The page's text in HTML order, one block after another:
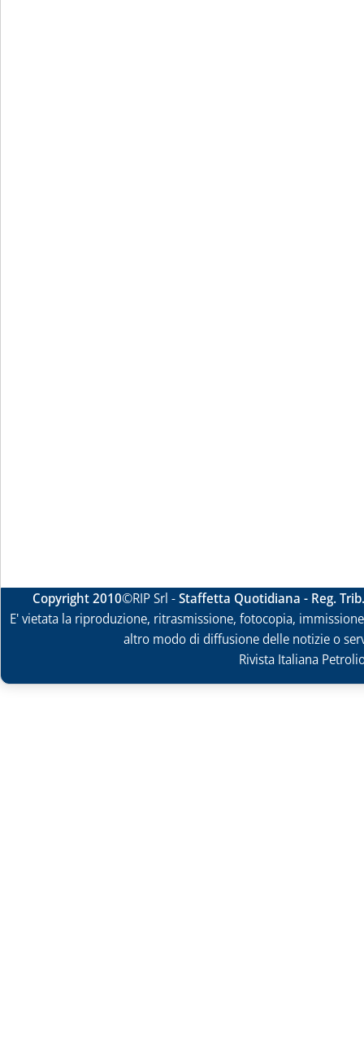
Copyright 2010©RIP Srl -Staffetta Quotidiana - Reg.
E' vietata la riproduzione, ritrasmissione, fotocopia,
altro modo di diffusione delle notizie o
Rivista Italiana